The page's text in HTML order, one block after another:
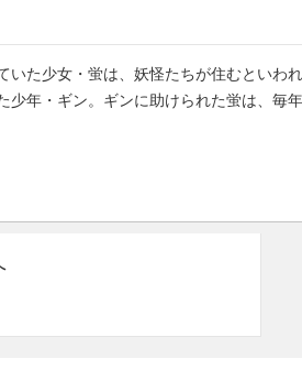
いた少女・蛍は、妖怪たちが住むといわ
少年・ギン。ギンに助けられた蛍は、毎